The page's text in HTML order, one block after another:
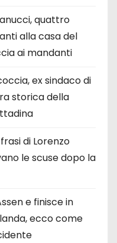
quattro
alla casa del
ai mandanti
ex sindaco di
storica della
di Lorenzo
le scuse dopo la
e finisce in
ecco come